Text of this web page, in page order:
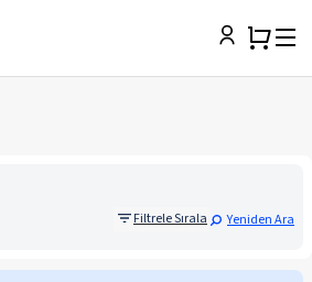
Filtrele Sırala Yeniden Ara